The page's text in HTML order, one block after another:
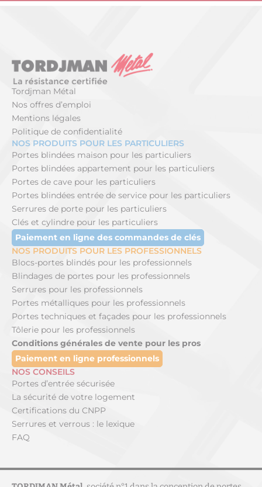
Tordjman Métal
Nos offres d’emploi
Mentions légales
Politique de confidentialité
NOS PRODUITS POUR LES PARTICULIERS
Portes blindées maison pour les particuliers
Portes blindées appartement pour les particuliers
Portes de cave pour les particuliers
Portes blindées entrée de service pour les particuliers
Serrures de porte pour les particuliers
Clés et cylindre pour les particuliers
Paiement en ligne des commandes de clés
NOS PRODUITS POUR LES PROFESSIONNELS
Blocs-portes blindés pour les professionnels
Blindages de portes pour les professionnels
Serrures pour les professionnels
Portes métalliques pour les professionnels
Portes techniques et façades pour les professionnels
Tôlerie pour les professionnels
Conditions générales de vente pour les pros
Paiement en ligne professionnels
NOS CONSEILS
Portes d’entrée sécurisée
La sécurité de votre logement
Certifications du CNPP
Serrures et verrous : le lexique
FAQ